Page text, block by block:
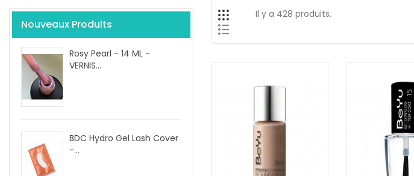
Nouveaux Produits
Rosy Pearl - 14 ML -
VERNIS...
BDC Hydro Gel Lash Cover
-...
Il y a 428 produits.